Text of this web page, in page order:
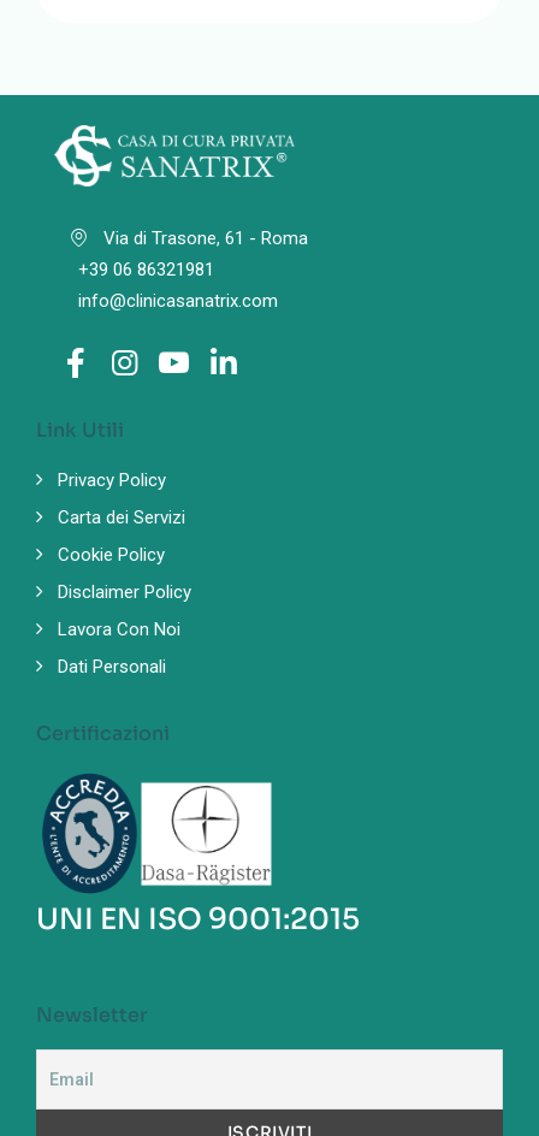
Via di Trasone, 61 - Roma
+39 06 86321981
info@clinicasanatrix.com
Link Utili
Privacy Policy
Carta dei Servizi
Cookie Policy
Disclaimer Policy
Lavora Con Noi
Dati Personali
Certificazioni
UNI EN ISO 9001:2015
Newsletter